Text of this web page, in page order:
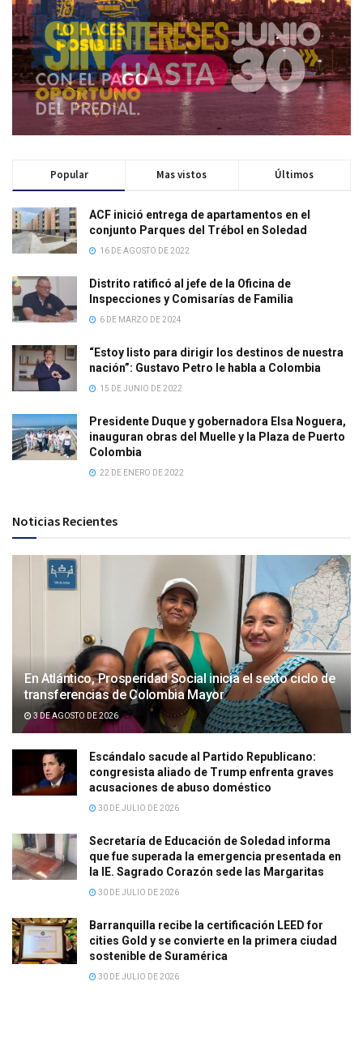
Popular Mas vistos Últimos
ACF inició entrega de apartamentos en el
conjunto Parques del Trébol en Soledad
16 DE AGOSTO DE 2022
Distrito ratificó al jefe de la Oficina de
Inspecciones y Comisarías de Familia
6 DE MARZO DE 2024
“Estoy listo para dirigir los destinos de nuestra
nación”: Gustavo Petro le habla a Colombia
15 DE JUNIO DE 2022
Presidente Duque y gobernadora Elsa Noguera,
inauguran obras del Muelle y la Plaza de Puerto
Colombia
22 DE ENERO DE 2022
Noticias Recientes
En Atlántico, Prosperidad Social inicia el sexto ciclo de
transferencias de Colombia Mayor
3 DE AGOSTO DE 2026
Escándalo sacude al Partido Republicano:
congresista aliado de Trump enfrenta graves
acusaciones de abuso doméstico
30 DE JULIO DE 2026
Secretaría de Educación de Soledad informa
que fue superada la emergencia presentada en
la IE. Sagrado Corazón sede las Margaritas
30 DE JULIO DE 2026
Barranquilla recibe la certificación LEED for
cities Gold y se convierte en la primera ciudad
sostenible de Suramérica
30 DE JULIO DE 2026